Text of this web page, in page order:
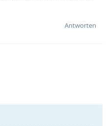
Antworten